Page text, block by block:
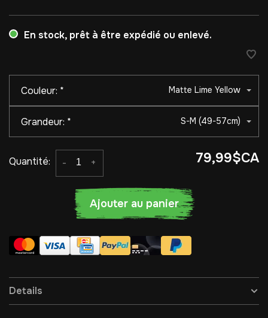
En stock, prêt à être expédié ou enlevé.
Couleur: * Matte Lime Yellow
Grandeur: * S-M (49-57cm)
Quantité: +
- 79,99$CA
Ajouter au panier
Details